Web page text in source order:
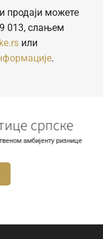
продаји можете
013, слањем
или
.
српске
амбијенту ризнице